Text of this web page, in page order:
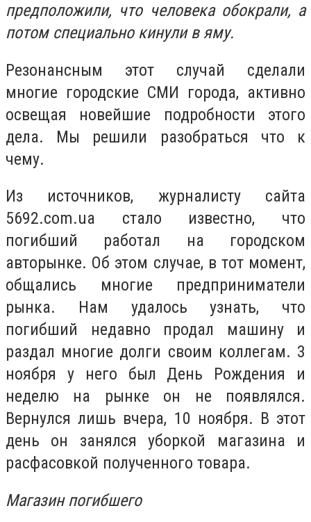
предположили, что человека обокрали, а
потом специально кинули в яму.
Резонансным этот случай сделали
многие городские СМИ города, активно
освещая новейшие подробности этого
дела. Мы решили разобраться что к
чему.
Из источников, журналисту сайта
5692.com.ua стало известно, что
погибший работал на городском
авторынке. Об этом случае, в тот момент,
общались многие предприниматели
рынка. Нам удалось узнать, что
погибший недавно продал машину и
раздал многие долги своим коллегам. 3
ноября у него был День Рождения и
неделю на рынке он не появлялся.
Вернулся лишь вчера, 10 ноября. В этот
день он занялся уборкой магазина и
расфасовкой полученного товара.
Магазин погибшего